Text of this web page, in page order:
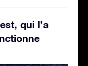
qui l’a